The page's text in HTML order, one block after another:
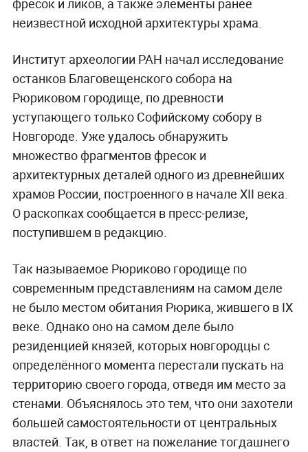
фресок и ликов, а также элементы ранее
неизвестной исходной архитектуры храма.
Институт археологии РАН начал исследование
останков Благовещенского собора на
Рюриковом городище, по древности
уступающего только Софийскому собору в
Новгороде. Уже удалось обнаружить
множество фрагментов фресок и
архитектурных деталей одного из древнейших
храмов России, построенного в начале XII века.
О раскопках сообщается в пресс-релизе,
поступившем в редакцию.
Так называемое Рюриковогородище по
современным представлениям на самом деле
не было местом обитания Рюрика, жившего в IX
веке. Однако оно на самом деле было
резиденцией князей, которых новгородцы с
определённого момента перестали пускать на
территорию своего города, отведя им место за
стенами. Объяснялось это тем, что они захотели
большей самостоятельности от центральных
властей. Так, в ответ на пожелание тогдашнего